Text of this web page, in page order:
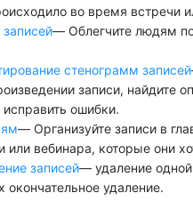
во время встречи
— Облегчите людям
стенограмм записей
записи, найдите
ошибки.
— Организуйте записи в
или вебинара, которые они
записей— удаление одной
окончательное удаление.